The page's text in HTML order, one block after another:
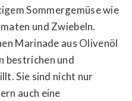
Sommergemüse wie
und Zwiebeln.
Marinade aus Olivenöl
bestrichen und
Sie sind nicht nur
auch eine